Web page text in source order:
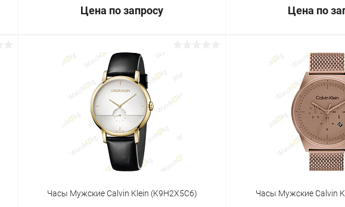
Цена по запросу
Запросить цену
Купить в 1 клик Сравнение
Под заказ
Цена по
Купить в 1 клик
Часы Мужские Calvin Klein (K9H2X5C6) Часы Мужские Calvin